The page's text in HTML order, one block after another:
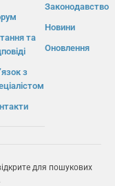
та
з
Законодавство
Новини
Оновлення
для пошукових